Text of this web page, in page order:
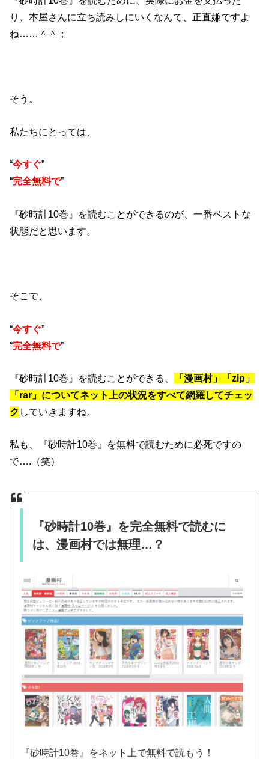
り、本屋さんに立ち読みしにいくなんて、正直嫌ですよ
ね……＾＾；
そう。
私たちにとっては、
“今すぐ”
“完全無料で”
『砂時計10巻』を読むことができるのが、一番ベストな
状態だと思います。
そこで、
“今すぐ”
“完全無料で”
『砂時計10巻』を読むことができる、
「漫画村」「zip」
「rar」についてネット上の状況をすべて網羅してチェッ
ク していきますね。
私も、『砂時計10巻』を無料で読むために必死ですの
で….（笑）
『砂時計10巻』を完全無料で読むに
は、漫画村では無理…？
『砂時計10巻』をネット上で無料で読もう！